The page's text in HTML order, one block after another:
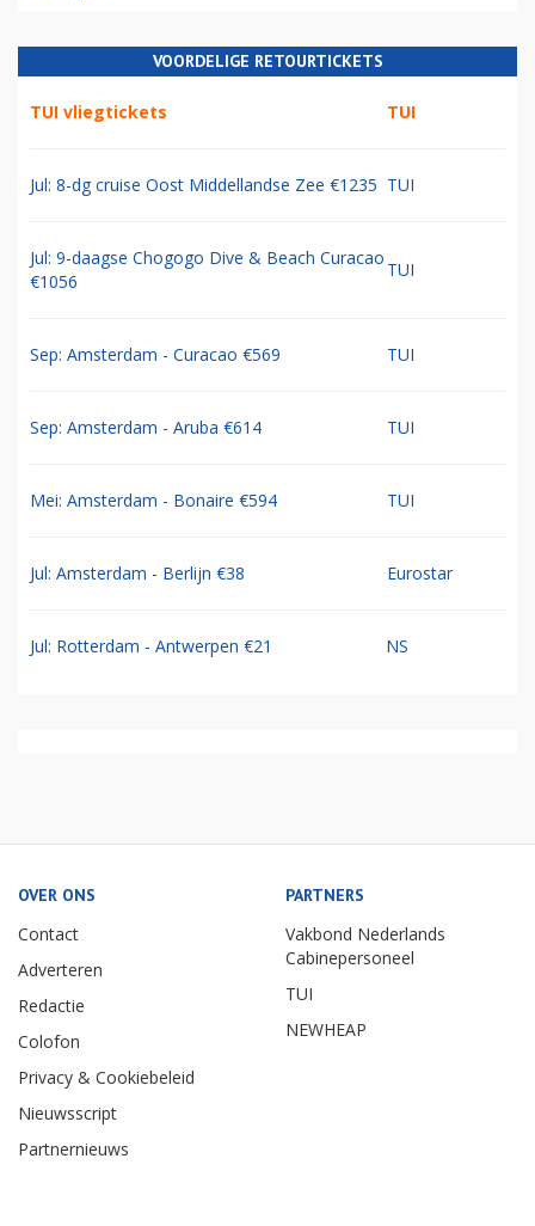
VOORDELIGE RETOURTICKETS
TUI vliegtickets TUI
Jul: 8-dg cruise Oost Middellandse Zee €1235 TUI
Jul: 9-daagse Chogogo Dive & Beach Curacao
€1056
TUI
Sep: Amsterdam - Curacao €569 TUI
Sep: Amsterdam - Aruba €614 TUI
Mei: Amsterdam - Bonaire €594 TUI
Jul: Amsterdam - Berlijn €38 Eurostar
Jul: Rotterdam - Antwerpen €21 NS
OVER ONS
Contact
Adverteren
Redactie
Colofon
Privacy & Cookiebeleid
Nieuwsscript
Partnernieuws
PARTNERS
Vakbond Nederlands
Cabinepersoneel
TUI
NEWHEAP